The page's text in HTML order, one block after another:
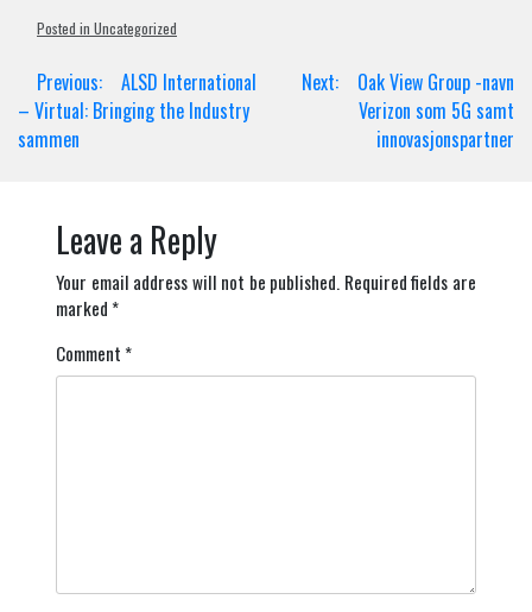
Posted in Uncategorized
Post
navigation
Previous:
ALSD International
– Virtual: Bringing the Industry
sammen
Next:
Oak View Group -navn
Verizon som 5G samt
innovasjonspartner
Leave a Reply
Your email address will not be published. Required fields are
marked *
Comment *